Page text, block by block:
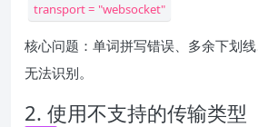
transport = "websocket"
核心问题：单词拼写错误、多余下划
无法识别。
2. 使用不支持的传输类型